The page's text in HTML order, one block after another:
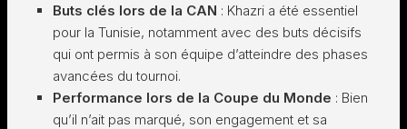
Buts clés lors de la CAN : Khazri a été essentiel
pour la Tunisie, notamment avec des buts décisifs
qui ont permis à son équipe d’atteindre des phases
avancées du tournoi.
Performance lors de la Coupe du Monde : Bien
qu’il n’ait pas marqué, son engagement et sa